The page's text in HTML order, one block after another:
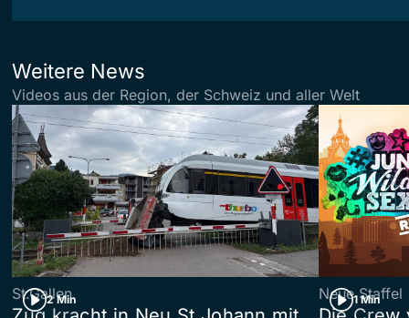
Weitere News
Videos aus der Region, der Schweiz und aller Welt
2 Min
St.Gallen 1 Min
Neue Staffel